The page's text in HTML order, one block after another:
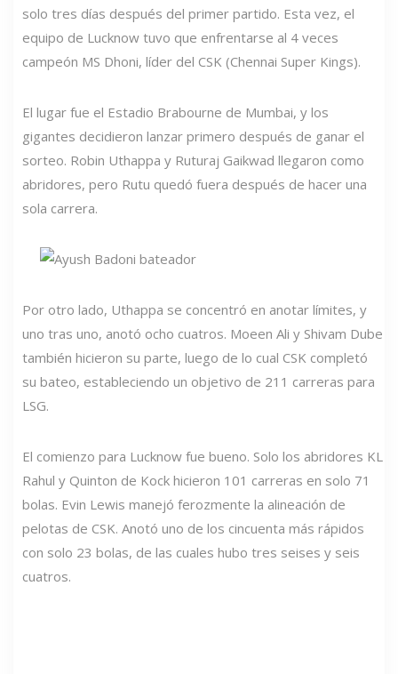
solo tres días después del primer partido. Esta vez, el
equipo de Lucknow tuvo que enfrentarse al 4 veces
campeón MS Dhoni, líder del CSK (Chennai Super Kings).
El lugar fue el Estadio Brabourne de Mumbai, y los
gigantes decidieron lanzar primero después de ganar el
sorteo. Robin Uthappa y Ruturaj Gaikwad llegaron como
abridores, pero Rutu quedó fuera después de hacer una
sola carrera.
Por otro lado, Uthappa se concentró en anotar límites, y
uno tras uno, anotó ocho cuatros. Moeen Ali y Shivam Dube
también hicieron su parte, luego de lo cual CSK completó
su bateo, estableciendo un objetivo de 211 carreras para
LSG.
El comienzo para Lucknow fue bueno. Solo los abridores KL
Rahul y Quinton de Kock hicieron 101 carreras en solo 71
bolas. Evin Lewis manejó ferozmente la alineación de
pelotas de CSK. Anotó uno de los cincuenta más rápidos
con solo 23 bolas, de las cuales hubo tres seises y seis
cuatros.